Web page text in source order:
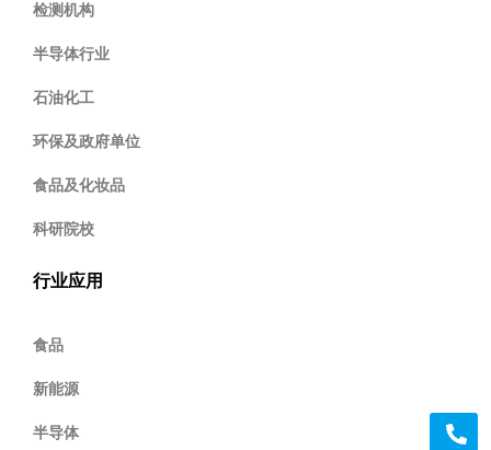
检测机构
半导体行业
石油化工
环保及政府单位
食品及化妆品
科研院校
行业应用
食品
新能源
半导体